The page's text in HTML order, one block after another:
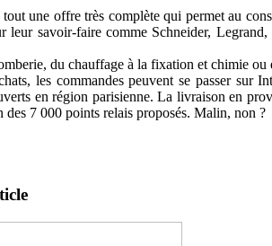
une offre très complète qui permet au
leur savoir-faire comme Schneider,
du chauffage à la fixation et chimie
les commandes peuvent se passer sur
en région parisienne. La livraison en
des 7 000 points relais proposés. Malin, non ?